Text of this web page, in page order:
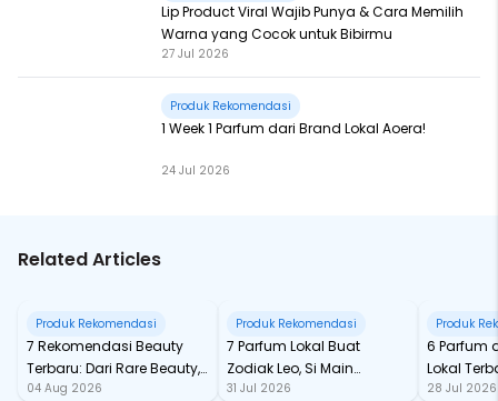
Lip Product Viral Wajib Punya & Cara Memilih
Warna yang Cocok untuk Bibirmu
27 Jul 2026
Produk Rekomendasi
1 Week 1 Parfum dari Brand Lokal Aoera!
24 Jul 2026
Related Articles
Produk Rekomendasi
7 Rekomendasi Beauty
Terbaru: Dari Rare Beauty,
Sampai Rhode Skin, Super
04 Aug 2026
Produk Rekomendasi
7 Parfum Lokal Buat
Zodiak Leo, Si Main
Character yang Selalu
31 Jul 2026
Produk
6 Parfum
Lokal
dari
28 Jul 2026